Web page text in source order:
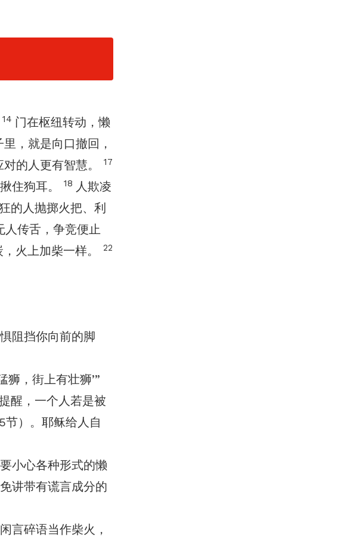
14 门在枢纽转动，懒
，就是向口撤回，
的人更有智慧。 17
住狗耳。 18 人欺凌
的人抛掷火把、利
人传舌，争竞便止
火上加柴一样。 22
阻挡你向前的脚
狮，街上有壮狮’”
醒，一个人若是被
节）。耶稣给人自
小心各种形式的懒
讲带有谎言成分的
言碎语当作柴火，